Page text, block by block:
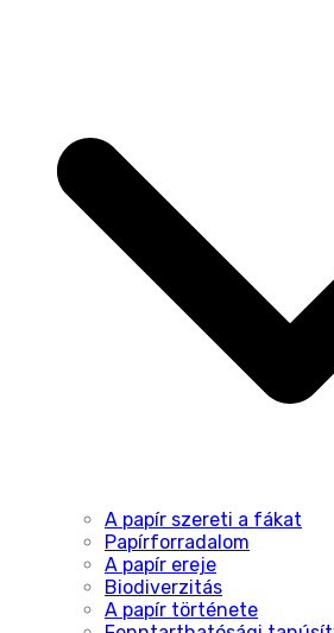
A papír szereti a fákat
Papírforradalom
A papír ereje
Biodiverzitás
A papír története